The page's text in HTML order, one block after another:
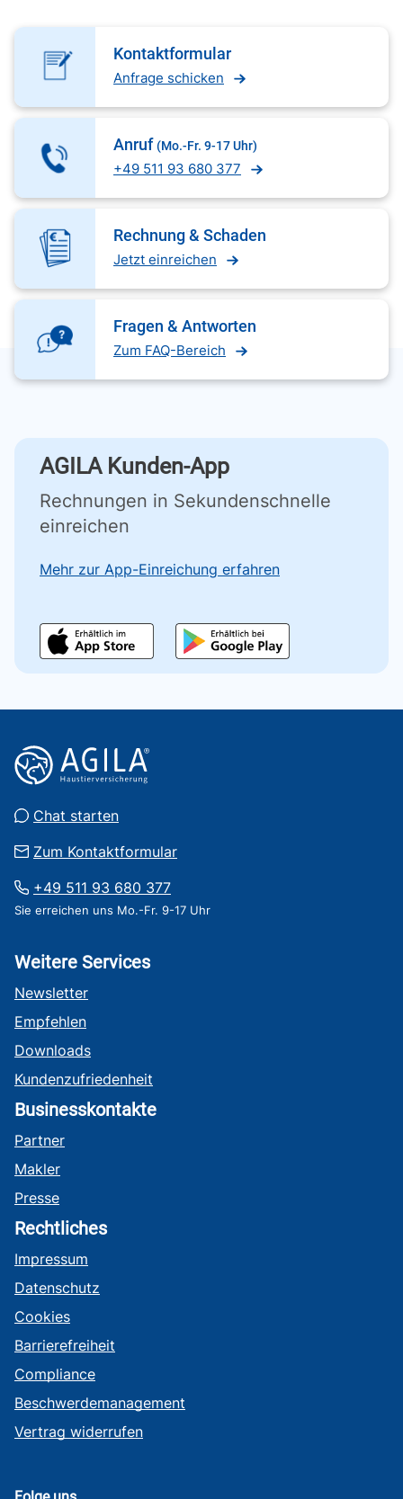
Kontaktformular
Anfrage schicken
Anruf (Mo.-Fr. 9-17 Uhr)
+49 511 93 680 377
Rechnung & Schaden
Jetzt einreichen
Fragen & Antworten
Zum FAQ-Bereich
AGILA Kunden-App
Rechnungen in Sekundenschnelle
einreichen
Mehr zur App-Einreichung erfahren